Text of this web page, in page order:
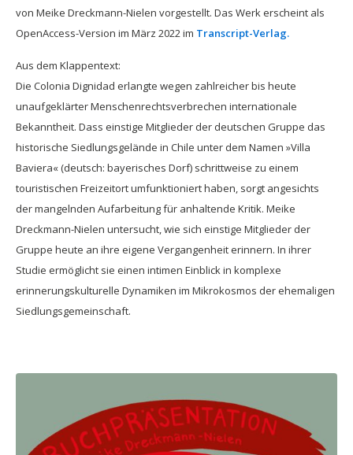
von Meike Dreckmann-Nielen vorgestellt. Das Werk erscheint als
OpenAccess-Version im März 2022 im Transcript-Verlag.
Aus dem Klappentext:
Die Colonia Dignidad erlangte wegen zahlreicher bis heute
unaufgeklärter Menschenrechtsverbrechen internationale
Bekanntheit. Dass einstige Mitglieder der deutschen Gruppe das
historische Siedlungsgelände in Chile unter dem Namen »Villa
Baviera« (deutsch: bayerisches Dorf) schrittweise zu einem
touristischen Freizeitort umfunktioniert haben, sorgt angesichts
der mangelnden Aufarbeitung für anhaltende Kritik. Meike
Dreckmann-Nielen untersucht, wie sich einstige Mitglieder der
Gruppe heute an ihre eigene Vergangenheit erinnern. In ihrer
Studie ermöglicht sie einen intimen Einblick in komplexe
erinnerungskulturelle Dynamiken im Mikrokosmos der ehemaligen
Siedlungsgemeinschaft.